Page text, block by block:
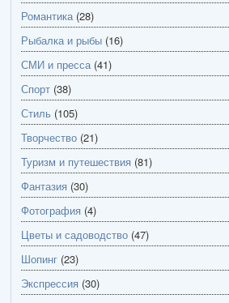
Романтика(28)
Рыбалка и рыбы (16)
СМИ и пресса(41)
Спорт (38)
Стиль (105)
Творчество (21)
Туризм и путешествия (81)
Фантазия (30)
Фотография (4)
Цветы и садоводство (47)
Шопинг (23)
Экспрессия (30)